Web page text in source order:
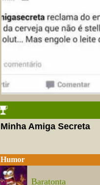
Minha Amiga Secreta
Humor
Baratonta